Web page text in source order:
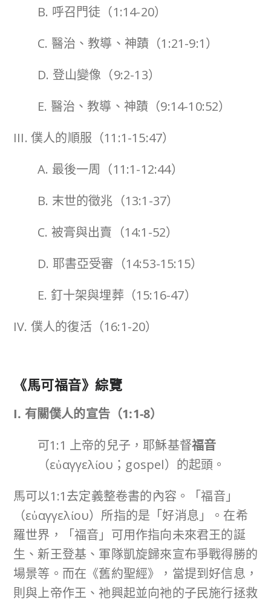
B. 呼召門徒（1:14-20）
C. 醫治、教導、神蹟（1:21-9:1）
D. 登山變像（9:2-13）
E. 醫治、教導、神蹟（9:14-10:52）
III. 僕人的順服（11:1-15:47）
A. 最後一周（11:1-12:44）
B. 末世的徵兆（13:1-37）
C. 被膏與出賣（14:1-52）
D. 耶書亞受審（14:53-15:15）
E. 釘十架與埋葬（15:16-47）
IV. 僕人的復活（16:1-20）
《馬可福音》綜覽
I. 有關僕人的宣告（1:1-8）
可1:1 上帝的兒子，耶穌基督福音
（εὐαγγελίου；gospel）的起頭。
馬可以1:1去定義整卷書的內容。「福音」
（εὐαγγελίου）所指的是「好消息」。在希
羅世界，「福音」可用作指向未來君王的誕
生、新王登基、軍隊凱旋歸來宣布爭戰得勝的
場景等。而在《舊約聖經》，當提到好信息，
則與上帝作王、祂興起並向祂的子民施行拯救